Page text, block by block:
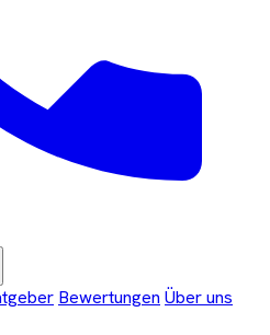
Bewertungen Über uns